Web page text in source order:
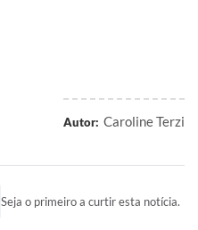
Autor: Caroline Terzi
Seja o primeiro a curtir esta notícia.